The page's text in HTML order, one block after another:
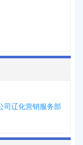
司辽化营销服务部